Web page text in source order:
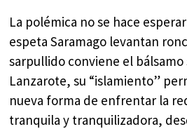
La polémica no se hace
espeta Saramago levantan
sarpullido conviene el bálsamo
Lanzarote, su “islamiento”
nueva forma de enfrentar la
tranquila y tranquilizadora,